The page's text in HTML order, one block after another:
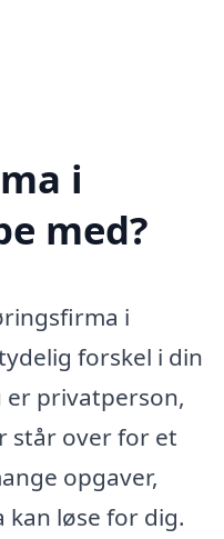
i
med?
i
forskel i din
er privatperson,
står over for et
opgaver,
løse for dig.